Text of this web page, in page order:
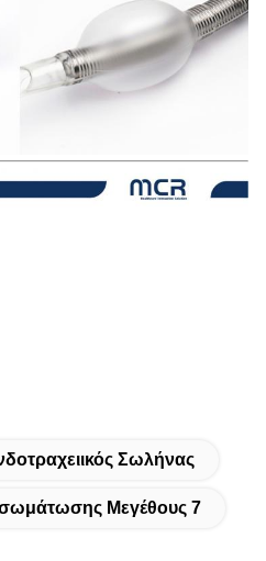
Σωλήνας
Μεγέθους 7